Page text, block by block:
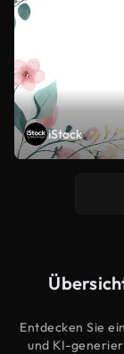
iStock
Entdecken Sie
und KI-